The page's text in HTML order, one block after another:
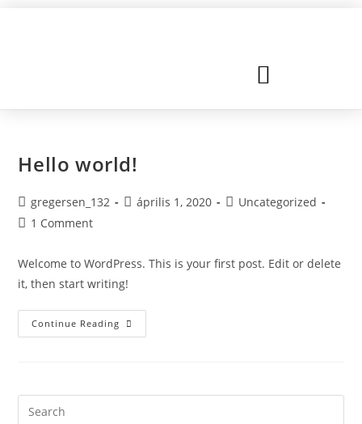
Hello world!
gregersen_132 április 1, 2020
Uncategorized
1 Comment
Welcome to WordPress. This is your first post. Edit or delete
it, then start writing!
Continue Reading